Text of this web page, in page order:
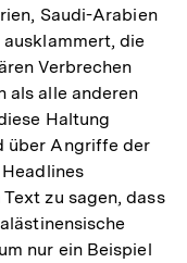
Saudi-Arabien
die
Verbrechen
als alle anderen
Haltung
über Angriffe der
zu sagen, dass
nur ein Beispiel